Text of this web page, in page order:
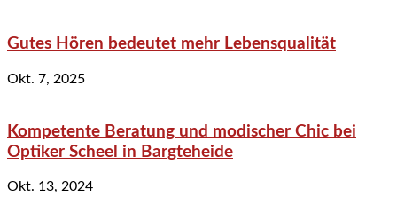
Gutes Hören bedeutet mehr Lebensqualität
Okt. 7, 2025
Kompetente Beratung und modischer Chic bei
Optiker Scheel in Bargteheide
Okt. 13, 2024